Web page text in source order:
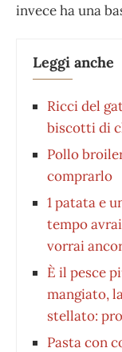
invece ha una
Leggi anche
Ricci del
biscotti di
Pollo
comprarlo
1 patata e
tempo
vorrai
È il pesce
mangiato,
stellato:
Pasta con